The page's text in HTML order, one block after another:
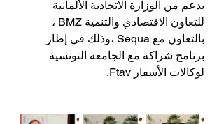
بدعم من الوزارة الاتحادية الألمانية
للتعاون الاقتصادي والتنمية BMZ ،
بالتعاون مع Sequa ،وذلك في إطار
برنامج شراكة مع الجامعة التونسية
لوكالات الأسفار Ftav.